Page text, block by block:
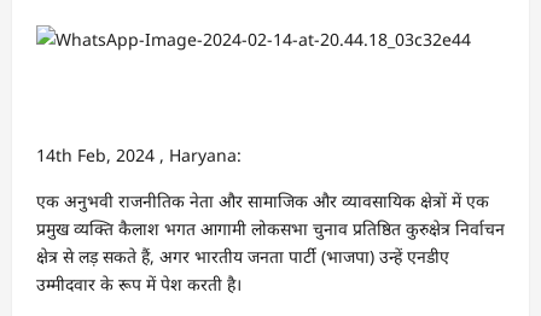
14th Feb, 2024 , Haryana:
एक अनुभवी राजनीतिक नेता और सामाजिक और व्यावसायिक क्षेत्रों में एक
प्रमुख व्यक्ति कैलाश भगत आगामी लोकसभा चुनाव प्रतिष्ठित कुरुक्षेत्र निर्वाचन
क्षेत्र से लड़ सकते हैं, अगर भारतीय जनता पार्टी (भाजपा) उन्हें एनडीए
उम्मीदवार के रूप में पेश करती है।